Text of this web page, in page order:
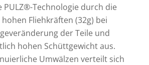
PULZ®-Technologie durch die
Fliehkräften (32g) bei
der Teile und
hohen Schüttgewicht aus.
Umwälzen verteilt sich